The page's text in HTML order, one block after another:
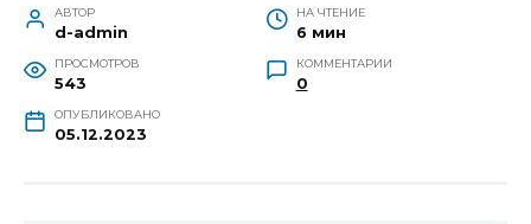
АВТОР
d-admin
НА ЧТЕНИЕ
6 мин
ПРОСМОТРОВ
543
КОММЕНТАРИИ
0
ОПУБЛИКОВАНО
05.12.2023